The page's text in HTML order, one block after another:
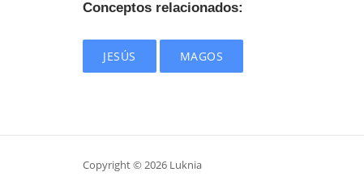
Conceptos relacionados:
JESÚS MAGOS
Copyright © 2026 Luknia